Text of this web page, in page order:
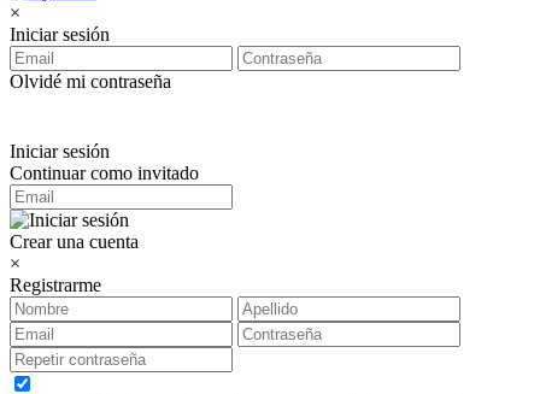
×
Iniciar sesión
Olvidé mi contraseña
Iniciar sesión
Continuar como invitado
Crear una cuenta
×
Registrarme